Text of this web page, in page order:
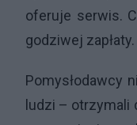
oferuje serwis.
godziwej zapłaty.
Pomysłodawcy
ludzi – otrzymali